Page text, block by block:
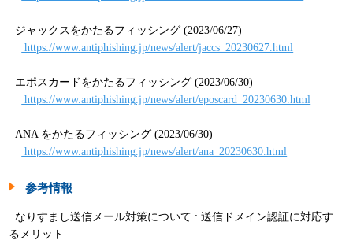
ジャックスをかたるフィッシング (2023/06/27)
https://www.antiphishing.jp/news/alert/jaccs_20230627.html
エポスカードをかたるフィッシング (2023/06/30)
https://www.antiphishing.jp/news/alert/eposcard_20230630.html
ANA をかたるフィッシング (2023/06/30)
https://www.antiphishing.jp/news/alert/ana_20230630.html
参考情報
なりすまし送信メール対策について : 送信ドメイン認証に対応す
るメリット